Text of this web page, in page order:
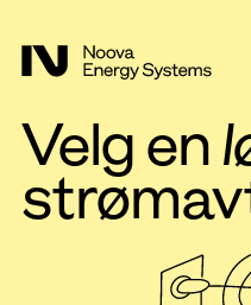
Velg en